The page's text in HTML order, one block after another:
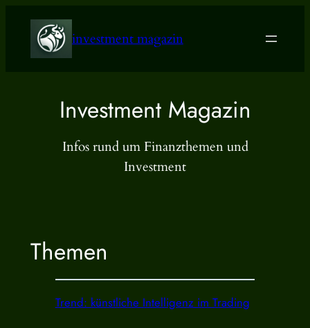
springen
investment magazin
Investment Magazin
Infos rund um Finanzthemen und
Investment
Themen
Trend: künstliche Intelligenz im Trading